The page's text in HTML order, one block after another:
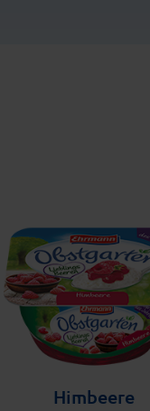
Himbeere